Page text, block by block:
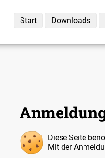
Start Downloads
Diese Seite
Mit der